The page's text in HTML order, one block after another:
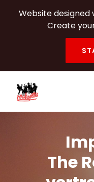
Skip to main content
Website designed
Create
The